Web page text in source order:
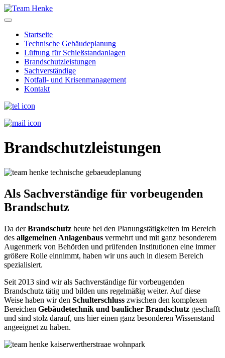
Startseite
Technische Gebäudeplanung
Lüftung für Schießstandanlagen
Brandschutzleistungen
Sachverständige
Notfall- und Krisenmanagement
Kontakt
Brandschutzleistungen
Als Sachverständige für vorbeugenden
Brandschutz
Da derBrandschutz heute bei den Planungstätigkeiten im Bereich
des allgemeinen Anlagenbaus vermehrt und mit ganz besonderem
Augenmerk von Behörden und prüfenden Institutionen eine immer
größere Rolle einnimmt, haben wir uns auch in diesem Bereich
spezialisiert.
Seit 2013 sind wir als Sachverständige für vorbeugenden
Brandschutz tätig und bilden uns regelmäßig weiter. Auf diese
Weise haben wir den Schulterschluss zwischen den komplexen
Bereichen Gebäudetechnik und baulicher Brandschutz geschafft
und sind stolz darauf, uns hier einen ganz besonderen Wissenstand
angeeignet zu haben.